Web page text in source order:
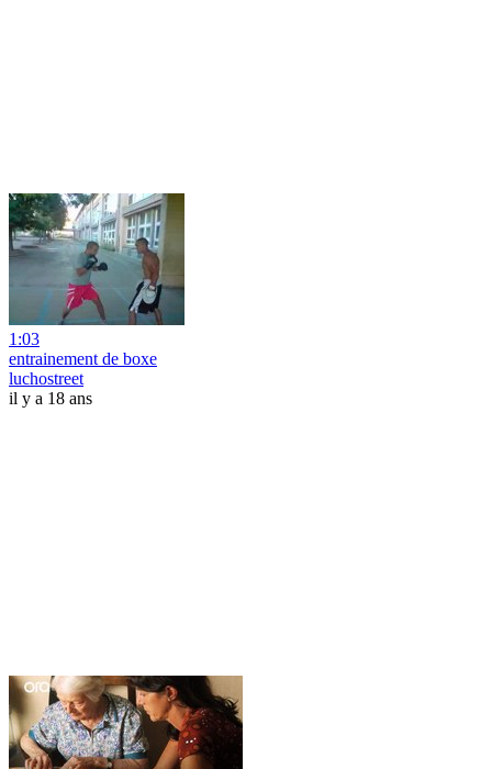
1:03
entrainement de boxe
luchostreet
il y a 18 ans